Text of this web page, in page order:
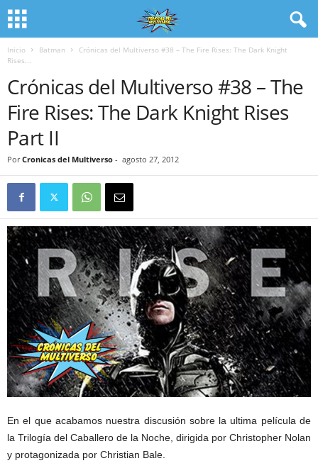
Inicio Batman
Crónicas del Multiverso #38 – The Fire Rises: The Dark Knight
Rises...
Crónicas del Multiverso #38 – The
Fire Rises: The Dark Knight Rises
Part II
Por Cronicas del Multiverso - agosto 27, 2012
En el que acabamos nuestra discusión sobre la ultima película de
la Trilogía del Caballero de la Noche, dirigida por Christopher Nolan
y protagonizada por Christian Bale.